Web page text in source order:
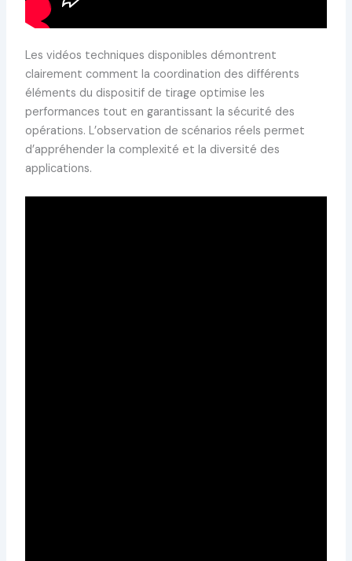
Les vidéos techniques disponibles démontrent
clairement comment la coordination des différents
éléments du dispositif de tirage optimise les
performances tout en garantissant la sécurité des
opérations. L’observation de scénarios réels permet
d’appréhender la complexité et la diversité des
applications.